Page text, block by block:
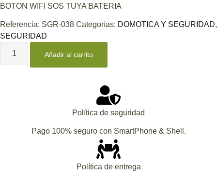
BOTON WIFI SOS TUYA BATERIA
Referencia: SGR-038 Categorías: DOMOTICA Y SEGURIDAD,
SEGURIDAD
Añadir al carrito
Política de seguridad
Pago 100% seguro con SmartPhone & Shell.
Política de entrega